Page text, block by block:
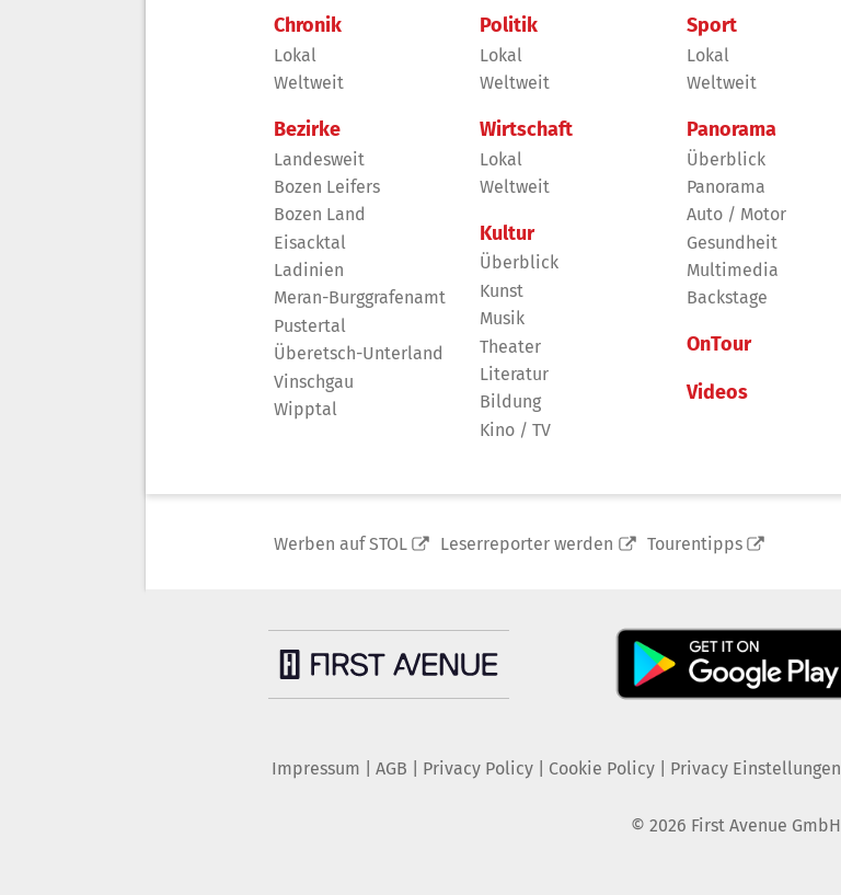
Chronik
Lokal
Weltweit
Bezirke
Landesweit
Bozen Leifers
Bozen Land
Eisacktal
Ladinien
Meran-Burggrafenamt
Pustertal
Überetsch-Unterland
Vinschgau
Wipptal
Politik
Lokal
Weltweit
Wirtschaft
Lokal
Weltweit
Kultur
Überblick
Kunst
Musik
Theater
Literatur
Bildung
Kino / TV
Sport
Lokal
Weltweit
Panorama
Überblick
Panorama
Auto / Motor
Gesundheit
Multimedia
Backstage
OnTour
Videos
Werben auf STOL Leserreporter werden Tourentipps
Impressum AGB Privacy Policy| Cookie Policy| Privacy Einstellungen
© 2026 First Avenue GmbH